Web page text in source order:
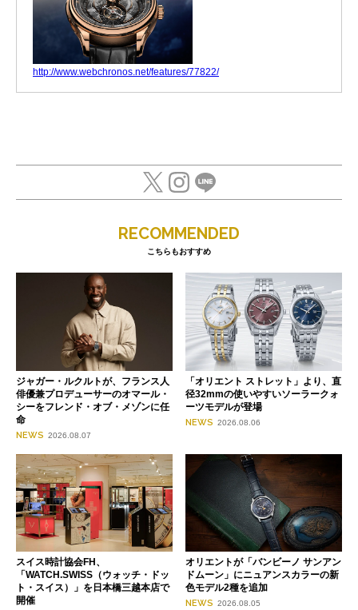
http://www.webchronos.net/features/77822/
RECOMMENDED
こちらもおすすめ
ジャガー・ルクルトが、フランス人
俳優兼プロデューサーのオマール・
シーをフレンド・オブ・メゾンに任
命
NEWS 2026.08.07
「オリエント ストレット」より、直
径32mmの使いやすいソーラークォ
ーツモデルが登場
NEWS 2026.08.06
スイス時計協会FH、
「WATCH.SWISS（ウォッチ・ドッ
ト・スイス）」を日本橋三越本店で
開催
オリエントが「バンビーノ サンアン
ドムーン」にニュアンスカラーの新
色モデル2種を追加
NEWS 2026.08.05